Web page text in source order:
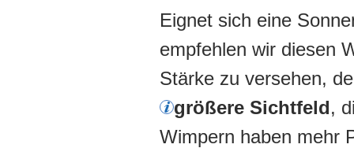
Eignet sich eine
empfehlen wir diesen
Stärke zu versehen,
größere Sichtfeld,
Wimpern haben mehr